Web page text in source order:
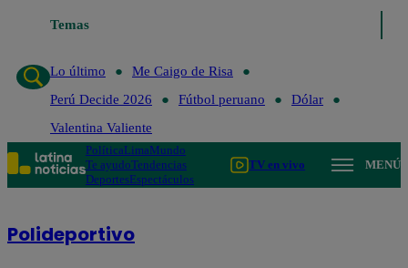
Temas
de Risa Perú Decide 2026
Lo último
Me Caigo de Risa
Perú Decide 2026
Fútbol peruano
Dólar
Valentina Valiente
PolíticaLimaMundo
Te ayudoTendencias
DeportesEspectáculos
TV en vivo MENÚ
Polideportivo